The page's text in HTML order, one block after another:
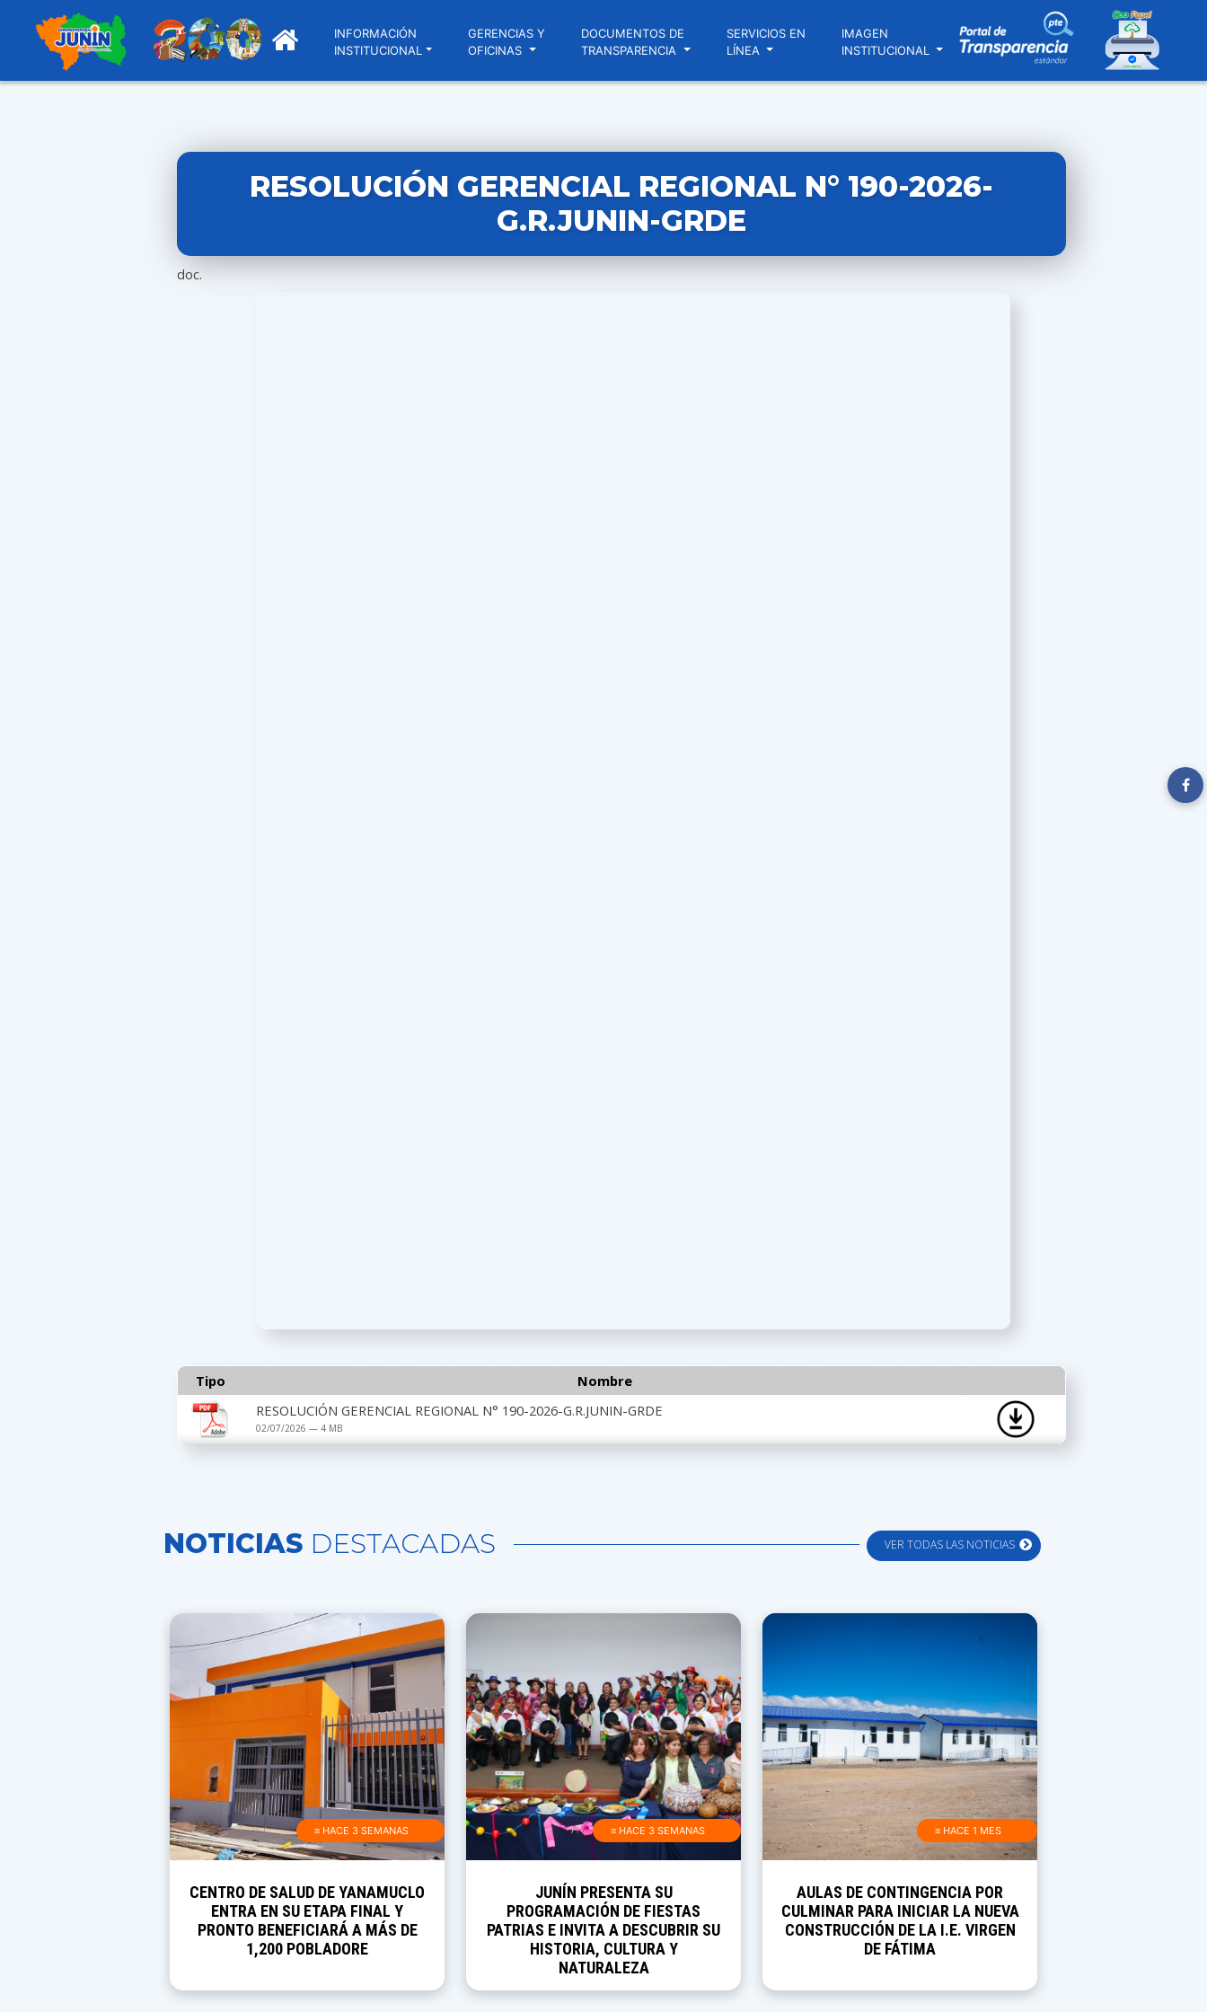
INFORMACIÓN
INSTITUCIONAL
GERENCIAS Y
OFICINAS
DOCUMENTOS DE
TRANSPARENCIA
SERVICIOS EN
LÍNEA
IMAGEN
INSTITUCIONAL
RESOLUCIÓN GERENCIAL REGIONAL N° 190-2026-
G.R.JUNIN-GRDE
doc.
Tipo
Nombre
RESOLUCIÓN GERENCIAL REGIONAL N° 190-2026-G.R.JUNIN-GRDE
02/07/2026 — 4 MB
VER TODAS LAS NOTICIAS
NOTICIAS DESTACADAS
≡ HACE 3 SEMANAS
CENTRO DE SALUD DE YANAMUCLO
ENTRA EN SU ETAPA FINAL Y
PRONTO BENEFICIARÁ A MÁS DE
1,200 POBLADORE
≡ HACE 3 SEMANAS
JUNÍN PRESENTA SU
PROGRAMACIÓN DE FIESTAS
PATRIAS E INVITA A DESCUBRIR SU
HISTORIA, CULTURA Y
NATURALEZA
≡ HACE 1 MES
AULAS DE CONTINGENCIA POR
CULMINAR PARA INICIAR LA NUEVA
CONSTRUCCIÓN DE LA I.E. VIRGEN
DE FÁTIMA